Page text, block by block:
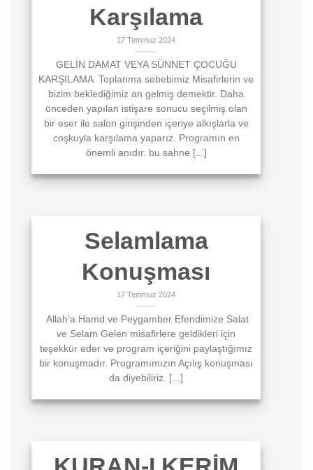
Karşılama
17 Temmuz 2024
GELİN DAMAT VEYA SÜNNET ÇOCUĞU
KARŞILAMA Toplanma sebebimiz Misafirlerin ve
bizim beklediğimiz an gelmiş demektir. Daha
önceden yapılan istişare sonucu seçilmiş olan
bir eser ile salon girişinden içeriye alkışlarla ve
coşkuyla karşılama yaparız. Programın en
önemli anıdır. bu sahne [...]
Selamlama
Konuşması
17 Temmuz 2024
Allah’a Hamd ve Peygamber Efendimize Salat
ve Selam Gelen misafirlere geldikleri için
teşekkür eder ve program içeriğini paylaştığımız
bir konuşmadır. Programımızın Açılış konuşması
da diyebiliriz. [...]